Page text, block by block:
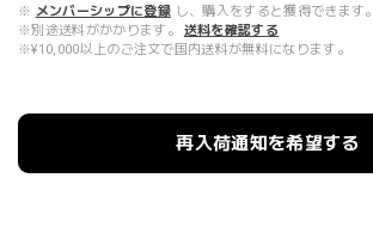
※ メンバーシップに登録 し、購入をすると獲得できます。
※別途送料がかかります。
送料を確認する
※¥10,000以上のご注文で国内送料が無料になります。
再入荷通知を希望する